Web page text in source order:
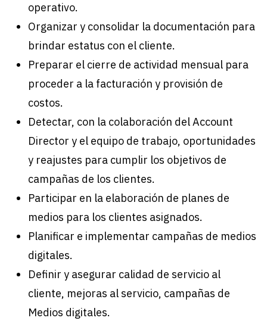
operativo.
Organizar y consolidar la documentación para
brindar estatus con el cliente.
Preparar el cierre de actividad mensual para
proceder a la facturación y provisión de
costos.
Detectar, con la colaboración del Account
Director y el equipo de trabajo, oportunidades
y reajustes para cumplir los objetivos de
campañas de los clientes.
Participar en la elaboración de planes de
medios para los clientes asignados.
Planificar e implementar campañas de medios
digitales.
Definir y asegurar calidad de servicio al
cliente, mejoras al servicio, campañas de
Medios digitales.